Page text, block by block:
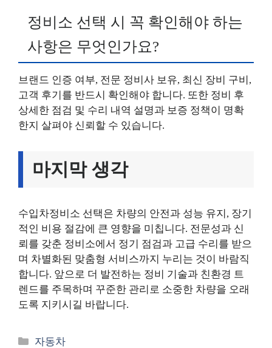
정비소 선택 시 꼭 확인해야 하는
사항은 무엇인가요?
브랜드 인증 여부, 전문 정비사 보유, 최신 장비 구비,
고객 후기를 반드시 확인해야 합니다. 또한 정비 후
상세한 점검 및 수리 내역 설명과 보증 정책이 명확
한지 살펴야 신뢰할 수 있습니다.
마지막 생각
수입차정비소 선택은 차량의 안전과 성능 유지, 장기
적인 비용 절감에 큰 영향을 미칩니다. 전문성과 신
뢰를 갖춘 정비소에서 정기 점검과 고급 수리를 받으
며 차별화된 맞춤형 서비스까지 누리는 것이 바람직
합니다. 앞으로 더 발전하는 정비 기술과 친환경 트
렌드를 주목하며 꾸준한 관리로 소중한 차량을 오래
도록 지키시길 바랍니다.
카
자동차